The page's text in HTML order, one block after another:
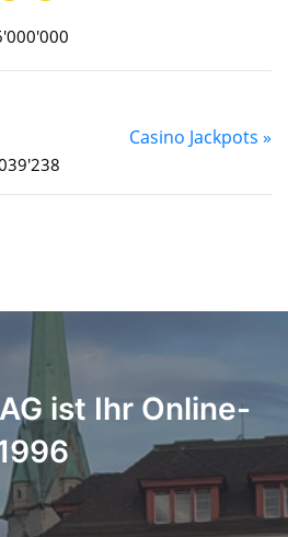
Casino Jackpots »
ist Ihr Online-